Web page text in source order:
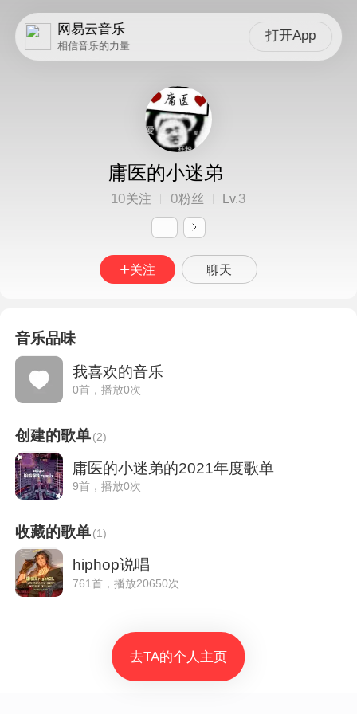
网易云音乐
相信音乐的力量
打开App
庸医的小迷弟
10关注 0粉丝 Lv.3
关注 聊天
音乐品味
我喜欢的音乐
0首，播放0次
创建的歌单(2)
庸医的小迷弟的2021年度歌单
9首，播放0次
收藏的歌单(1)
hiphop说唱
761首，播放20650次
去TA的个人主页